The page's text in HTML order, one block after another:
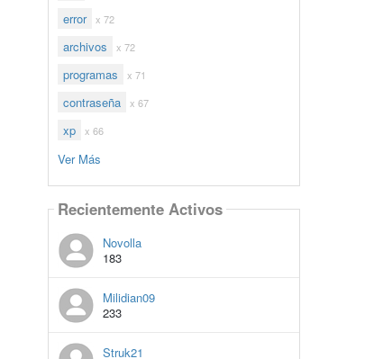
error x 72
archivos x 72
programas x 71
contraseña x 67
xp x 66
Ver Más
Recientemente Activos
Novolla
183
Milidian09
233
Struk21